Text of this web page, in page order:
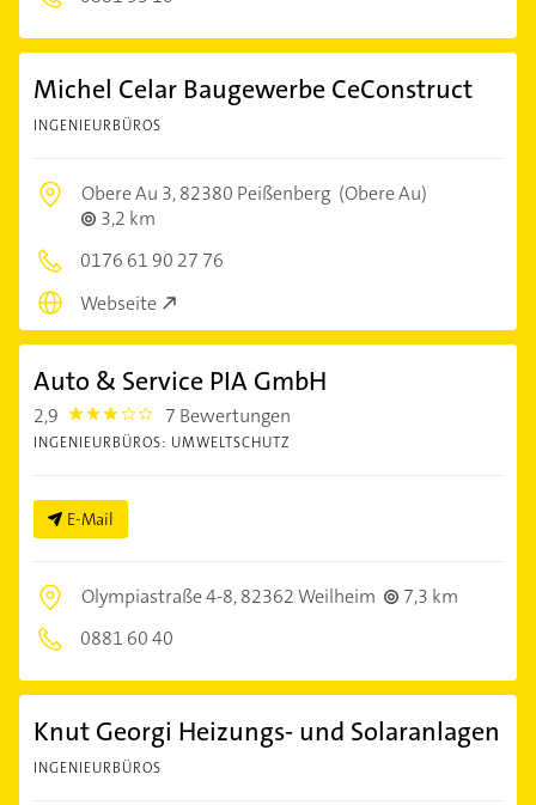
Michel Celar Baugewerbe CeConstruct
INGENIEURBÜROS
Obere Au 3,82380 Peißenberg (Obere Au)
3,2 km
0176 61 90 27 76
Webseite
Auto & Service PIA GmbH
2,9 2.9 7 Bewertungen
INGENIEURBÜROS: UMWELTSCHUTZ
E-Mail
Olympiastraße 4-8,82362 Weilheim
7,3 km
0881 60 40
Knut Georgi Heizungs- und Solaranlagen
INGENIEURBÜROS